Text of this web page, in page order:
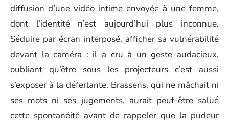
diffusion d’une vidéo intime envoyée à une femme,
dont l’identité n’est aujourd’hui plus inconnue.
Séduire par écran interposé, afficher sa vulnérabilité
devant la caméra : il a cru à un geste audacieux,
oubliant qu’être sous les projecteurs c’est aussi
s’exposer à la déferlante. Brassens, qui ne mâchait ni
ses mots ni ses jugements, aurait peut-être salué
cette spontanéité avant de rappeler que la pudeur